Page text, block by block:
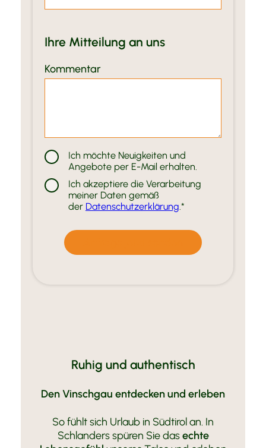
Ihre Mitteilung an uns
Kommentar
Ich möchte Neuigkeiten und
Angebote per E-Mail erhalten.
Ich akzeptiere die Verarbeitung
meiner Daten gemäß
der Datenschutzerklärung.*
Ruhig und authentisch
Den Vinschgau entdecken und erleben
So fühlt sich Urlaub in Südtirol an. In
Schlanders spüren Sie dasechte